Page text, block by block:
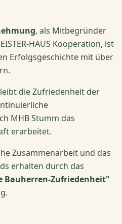
, als Mitbegründer
HAUS Kooperation, ist
Erfolgsgeschichte mit über
die Zufriedenheit der
MHB Stumm das
erarbeitet.
Zusammenarbeit und das
erhalten durch das
Bauherren-Zufriedenheit"